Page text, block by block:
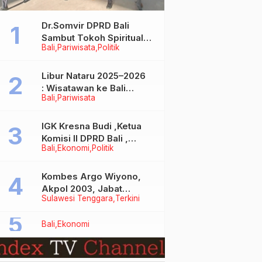
Bali Pariwisata Politik
Dr.Somvir DPRD Bali
Sambut Tokoh Spiritual
India Baba Bageshwar
Bali Pariwisata
Libur Nataru 2025–2026
: Wisatawan ke Bali
Meningkat, Isu Penurunan
Bali Ekonomi Politik
IGK Kresna Budi ,Ketua
Komisi II DPRD Bali ,
Angkat Bicara Soal
Bersubsidi Jenis Solar
Sulawesi Tenggara Terkini
Kombes Argo Wiyono,
Akpol 2003, Jabat
Dirlantas Polda Sultra
Bali Ekonomi